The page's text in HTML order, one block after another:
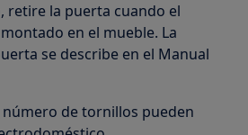
retire la puerta cuando el
en el mueble. La
se describe en el Manual
número de tornillos pueden